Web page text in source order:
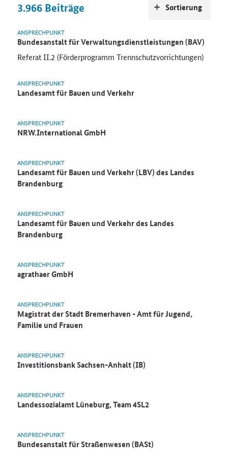
3.966 Beiträge
ANSPRECHPUNKT
Bundesanstalt für Verwaltungsdienstleistungen (BAV)
Referat II.2 (Förderprogramm Trennschutzvorrichtungen)
ANSPRECHPUNKT
Landesamt für Bauen und Verkehr
ANSPRECHPUNKT
NRW.International GmbH
ANSPRECHPUNKT
Landesamt für Bauen und Verkehr (LBV) des Landes
Brandenburg
ANSPRECHPUNKT
Landesamt für Bauen und Verkehr des Landes
Brandenburg
ANSPRECHPUNKT
agrathaer GmbH
ANSPRECHPUNKT
Magistrat der Stadt Bremerhaven - Amt für Jugend,
Familie und Frauen
ANSPRECHPUNKT
Investitionsbank Sachsen-Anhalt (IB)
ANSPRECHPUNKT
Landessozialamt Lüneburg, Team 4SL2
ANSPRECHPUNKT
Bundesanstalt für Straßenwesen (BASt)
Sortierung